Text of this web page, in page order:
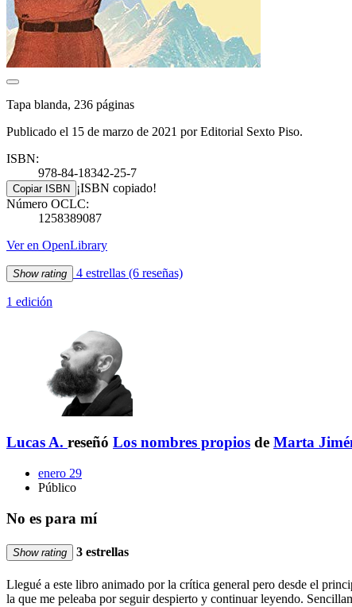
Tapa blanda, 236 páginas
Publicado el 15 de marzo de 2021 por Editorial Sexto Piso.
ISBN:
978-84-18342-25-7
Copiar ISBN ¡ISBN copiado!
Número OCLC:
1258389087
Ver en OpenLibrary
Show rating 4 estrellas (6 reseñas)
1 edición
Lucas A. reseñó Los nombres propios de Marta
enero 29
Público
No es para mí
Show rating 3 estrellas
Llegué a este libro animado por la crítica general pero desde el
la que me peleaba por seguir despierto y continuar leyendo.